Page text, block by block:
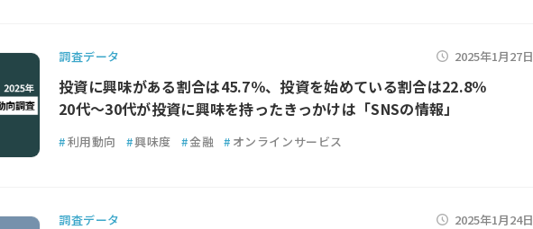
調査データ 2025年1月27日
投資に興味がある割合は45.7％、投資を始めている割合は22.8％
20代～30代が投資に興味を持ったきっかけは「SNSの情報」
#利用動向 #興味度 #金融 # オンラインサービス
調査データ 2025年1月24日